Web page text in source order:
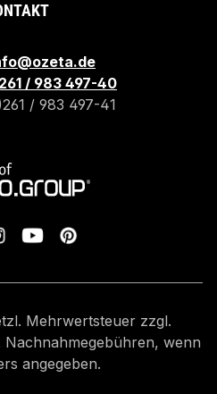
/ 983 497-40
/ 983 497-41
Mehrwertsteuer zzgl.
Nachnahmegebühren, wenn
angegeben.